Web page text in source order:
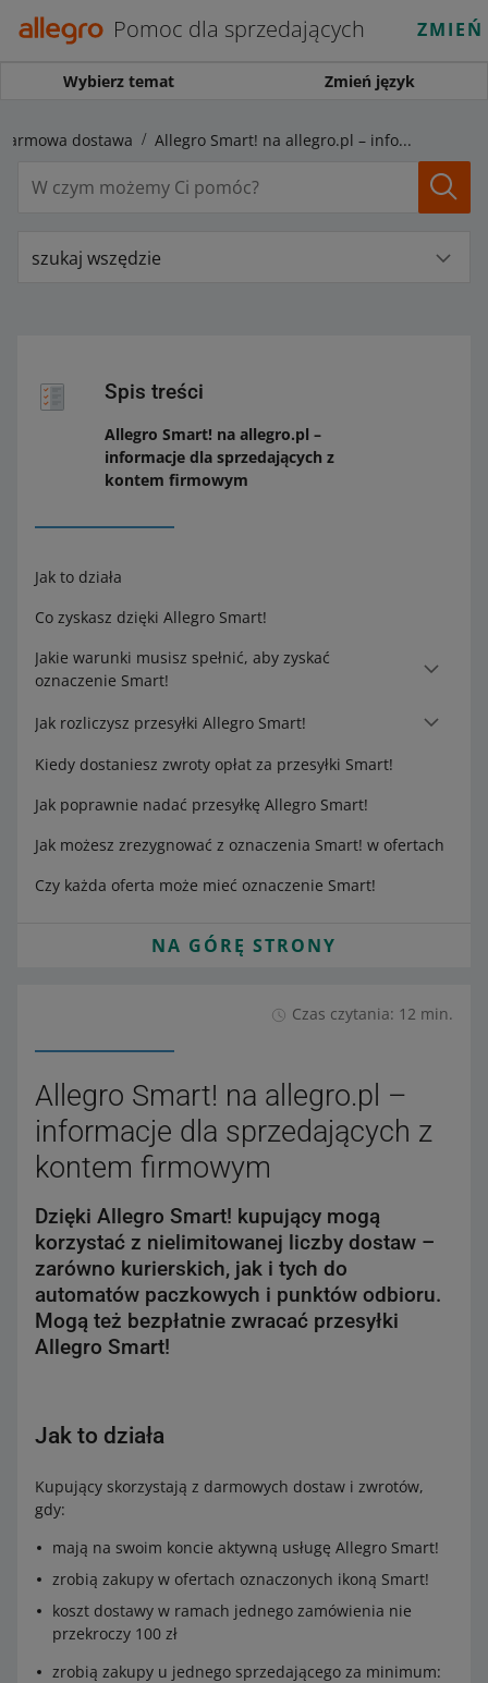
Pomoc dla sprzedających
Wybierz temat Zmień język
dostawa Allegro Smart! na allegro.pl – informacje dla sprzedających z kontem firmowym
szukaj wszędzie
Spis treści
Allegro Smart! na allegro.pl –
informacje dla sprzedających z
kontem firmowym
Jak to działa
Co zyskasz dzięki Allegro Smart!
Jakie warunki musisz spełnić, aby zyskać
oznaczenie Smart!
Jak rozliczysz przesyłki Allegro Smart!
Kiedy dostaniesz zwroty opłat za przesyłki Smart!
Jak poprawnie nadać przesyłkę Allegro Smart!
Jak możesz zrezygnować z oznaczenia Smart! w ofertach
Czy każda oferta może mieć oznaczenie Smart!
NA GÓRĘ STRONY
Czas czytania: 12 min.
Allegro Smart! na allegro.pl –
informacje dla sprzedających z
kontem firmowym
Dzięki Allegro Smart! kupujący mogą
korzystać z nielimitowanej liczby dostaw –
zarówno kurierskich, jak i tych do
automatów paczkowych i punktów odbioru.
Mogą też bezpłatnie zwracać przesyłki
Allegro Smart!
Jak to działa
Kupujący skorzystają z darmowych dostaw i zwrotów,
gdy:
mają na swoim koncie aktywną usługę Allegro Smart!
zrobią zakupy w ofertach oznaczonych ikoną Smart!
koszt dostawy w ramach jednego zamówienia nie
przekroczy 100 zł
zrobią zakupy u jednego sprzedającego za minimum: